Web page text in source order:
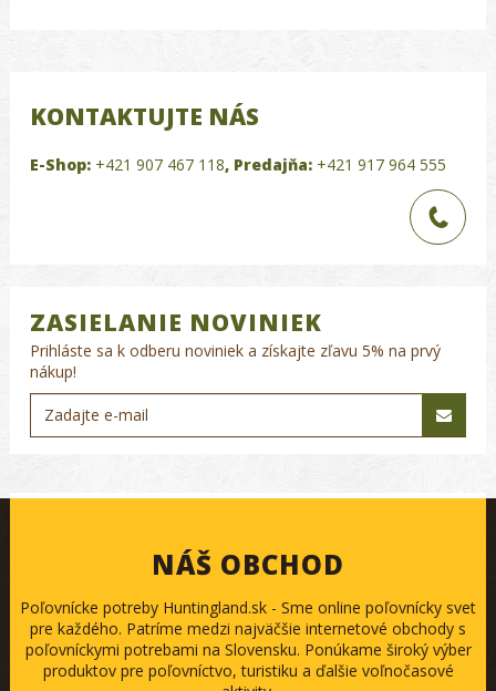
KONTAKTUJTE NÁS
E-Shop: +421 907 467 118, Predajňa: +421 917 964 555
ZASIELANIE NOVINIEK
Prihláste sa k odberu noviniek a získajte zľavu 5% na prvý
nákup!
NÁŠ OBCHOD
Poľovnícke potreby Huntingland.sk - Sme online poľovnícky svet
pre každého. Patríme medzi najväčšie internetové obchody s
poľovníckymi potrebami na Slovensku. Ponúkame široký výber
produktov pre poľovníctvo, turistiku a ďalšie voľnočasové